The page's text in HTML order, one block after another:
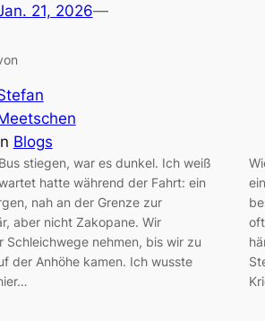
21, 2026—
Blogs
stiegen, war es dunkel. Ich weiß
hatte während der Fahrt: ein
nah an der Grenze zur
aber nicht Zakopane. Wir
Schleichwege nehmen, bis wir zu
der Anhöhe kamen. Ich wusste